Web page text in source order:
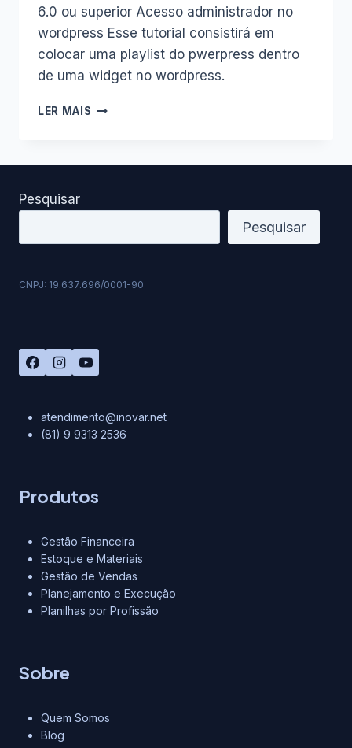
6.0 ou superior Acesso administrador no
wordpress Esse tutorial consistirá em
colocar uma playlist do pwerpress dentro
de uma widget no wordpress.
LER MAIS COMO
Pesquisar
Pesquisar
CNPJ: 19.637.696/0001-90
atendimento@inovar.net
(81) 9 9313 2536
Produtos
Gestão Financeira
Estoque e Materiais
Gestão de Vendas
Planejamento e Execução
Planilhas por Profissão
Sobre
Quem Somos
Blog